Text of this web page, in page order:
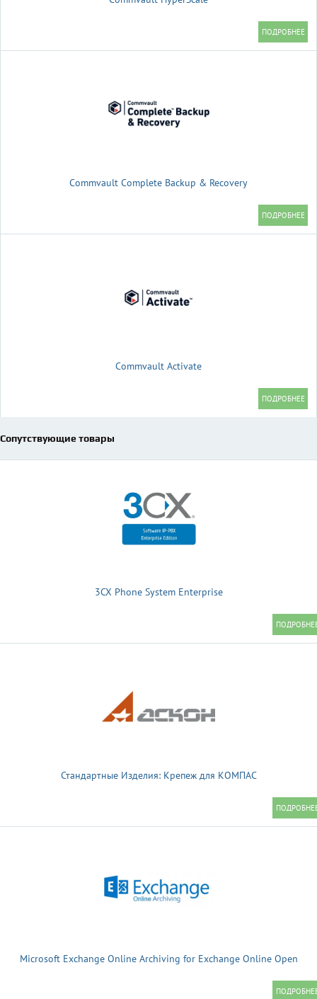
Commvault Complete Backup & Recovery
Commvault Activate
Сопутствующие товары
3CX Phone System Enterprise
Стандартные Изделия: Крепеж для КОМПАС
Microsoft Exchange Online Archiving for Exchange Online Open